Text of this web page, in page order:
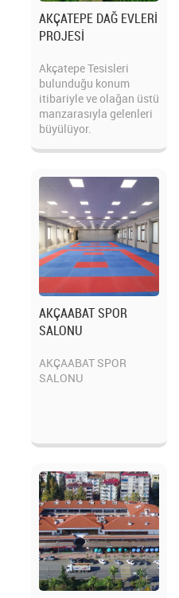
AKÇATEPE DAĞ EVLERİ
PROJESİ
Akçatepe Tesisleri
bulunduğu konum
itibariyle ve olağan üstü
manzarasıyla gelenleri
büyülüyor.
AKÇAABAT SPOR
SALONU
AKÇAABAT SPOR
SALONU